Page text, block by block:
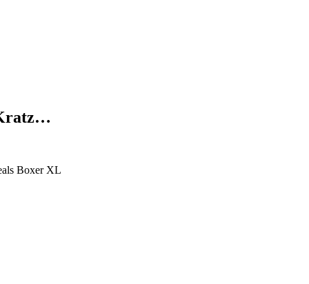
Boxer XL